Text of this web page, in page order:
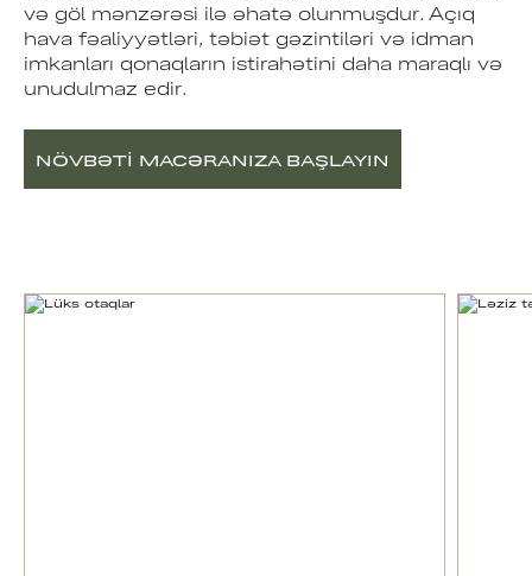
və göl mənzərəsi ilə əhatə olunmuşdur. Açıq
hava fəaliyyətləri, təbiət gəzintiləri və idman
imkanları qonaqların istirahətini daha maraqlı və
unudulmaz edir.
NÖVBƏTI MACƏRANIZA BAŞLAYIN